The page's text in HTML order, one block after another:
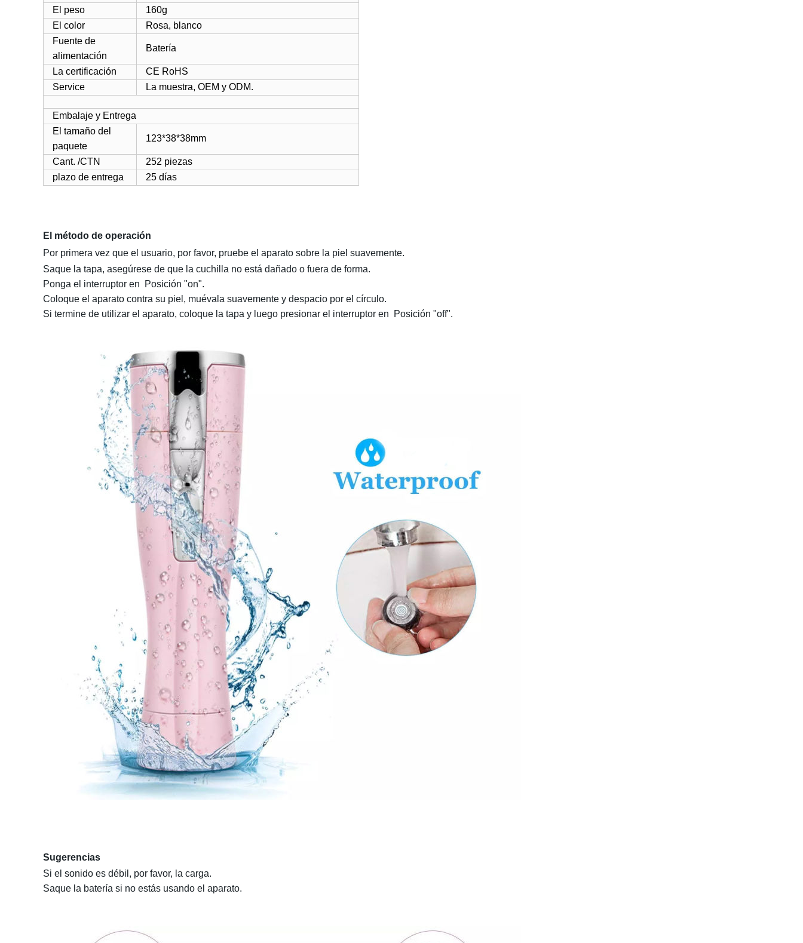
El peso
160g
El color
Rosa, blanco
Fuente de
alimentación
Batería
La certificación
CE RoHS
Service
La muestra, OEM y ODM.
Embalaje y Entrega
El tamaño del
paquete
123*38*38mm
Cant. /CTN
252 piezas
plazo de entrega
25 días
El método de operación
Por primera vez que el usuario, por favor, pruebe el aparato sobre la piel suavemente.
Saque la tapa, asegúrese de que la cuchilla no está dañado o fuera de forma.
Ponga el interruptor en Posición "on".
Coloque el aparato contra su piel, muévala suavemente y despacio por el círculo.
Si termine de utilizar el aparato, coloque la tapa y luego presionar el interruptor en Posición "off".
Sugerencias
Si el sonido es débil, por favor, la carga.
Saque la batería si no estás usando el aparato.